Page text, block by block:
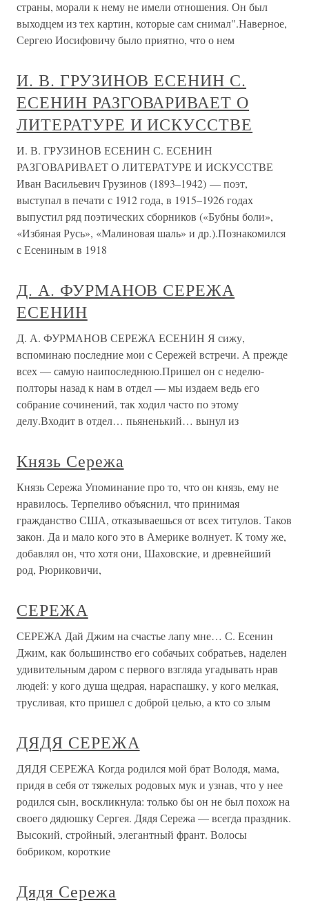
страны, морали к нему не имели отношения. Он был
выходцем из тех картин, которые сам снимал".Наверное,
Сергею Иосифовичу было приятно, что о нем
И. В. ГРУЗИНОВ ЕСЕНИН С.
ЕСЕНИН РАЗГОВАРИВАЕТ О
ЛИТЕРАТУРЕ И ИСКУССТВЕ
И. В. ГРУЗИНОВ ЕСЕНИН С. ЕСЕНИН
РАЗГОВАРИВАЕТ О ЛИТЕРАТУРЕ И ИСКУССТВЕ
Иван Васильевич Грузинов (1893–1942) — поэт,
выступал в печати с 1912 года, в 1915–1926 годах
выпустил ряд поэтических сборников («Бубны боли»,
«Избяная Русь», «Малиновая шаль» и др.).Познакомился
с Есениным в 1918
Д. А. ФУРМАНОВ СЕРЕЖА
ЕСЕНИН
Д. А. ФУРМАНОВ СЕРЕЖА ЕСЕНИН Я сижу,
вспоминаю последние мои с Сережей встречи. А прежде
всех — самую наипоследнюю.Пришел он с неделю-
полторы назад к нам в отдел — мы издаем ведь его
собрание сочинений, так ходил часто по этому
делу.Входит в отдел… пьяненький… вынул из
Князь Сережа
Князь Сережа Упоминание про то, что он князь, ему не
нравилось. Терпеливо объяснил, что принимая
гражданство США, отказываешься от всех титулов. Таков
закон. Да и мало кого это в Америке волнует. К тому же,
добавлял он, что хотя они, Шаховские, и древнейший
род, Рюриковичи,
СЕРЕЖА
СЕРЕЖА Дай Джим на счастье лапу мне… С. Есенин
Джим, как большинство его собачьих собратьев, наделен
удивительным даром с первого взгляда угадывать нрав
людей: у кого душа щедрая, нараспашку, у кого мелкая,
трусливая, кто пришел с доброй целью, а кто со злым
ДЯДЯ СЕРЕЖА
ДЯДЯ СЕРЕЖА Когда родился мой брат Володя, мама,
придя в себя от тяжелых родовых мук и узнав, что у нее
родился сын, воскликнула: только бы он не был похож на
своего дядюшку Сергея. Дядя Сережа — всегда праздник.
Высокий, стройный, элегантный франт. Волосы
бобриком, короткие
Дядя Сережа